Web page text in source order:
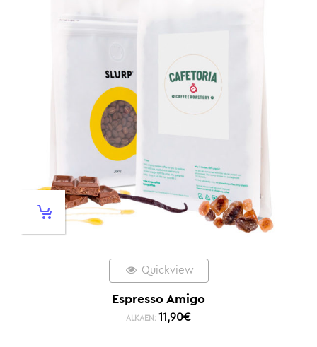
Quickview
Espresso Amigo
ALKAEN: 11,90€